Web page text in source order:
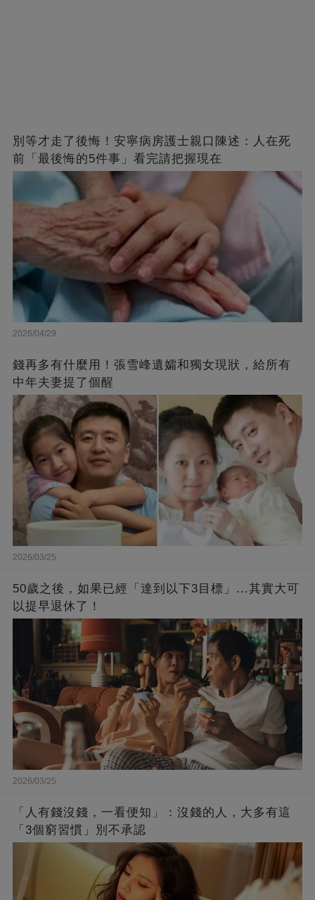
別等才走了後悔！安寧病房護士親口陳述：人在死
前「最後悔的5件事」看完請把握現在
2026/04/29
錢再多有什麼用！張雪峰遺孀和獨女現狀，給所有
中年夫妻提了個醒
2026/03/25
50歲之後，如果已經「達到以下3目標」...其實大可
以提早退休了！
2026/03/25
「人有錢沒錢，一看便知」：沒錢的人，大多有這
「3個窮習慣」別不承認